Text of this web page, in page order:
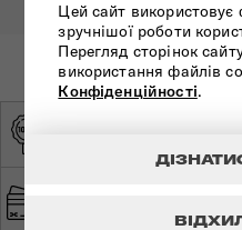
Цей сайт
зручнішої роботи
Перегляд сторінок
використання файлів
Конфіденційності.